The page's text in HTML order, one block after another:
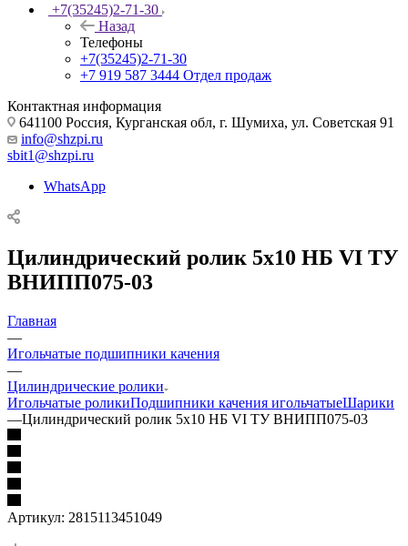
+7(35245)2-71-30
Назад
Телефоны
+7(35245)2-71-30
+7 919 587 3444 Отдел продаж
Контактная информация
641100 Россия, Курганская обл, г. Шумиха, ул. Советская 91
info@shzpi.ru
sbit1@shzpi.ru
WhatsApp
Цилиндрический ролик 5х10 НБ VI ТУ
ВНИПП075-03
Главная
—
Игольчатые подшипники качения
—
Цилиндрические ролики
Игольчатые роликиПодшипники качения игольчатыеШарики
—Цилиндрический ролик 5х10 НБ VI ТУ ВНИПП075-03
Артикул: 2815113451049